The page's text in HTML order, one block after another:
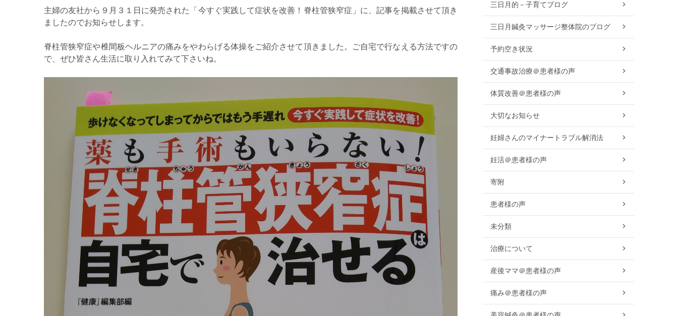
主婦の友社から９月３１日に発売された「今すぐ実践して症状を改善！脊柱管狭窄症」に、記事を掲載させて頂き
ましたのでお知らせします。
脊柱管狭窄症や椎間板ヘルニアの痛みをやわらげる体操をご紹介させて頂きました。ご自宅で行なえる方法ですの
で、ぜひ皆さん生活に取り入れてみて下さいね。
三日月的－子育てブログ
三日月鍼灸マッサージ整体院のブログ
予約空き状況
交通事故治療＠患者様の声
体質改善＠患者様の声
大切なお知らせ
妊婦さんのマイナートラブル解消法
妊活＠患者様の声
寄附
患者様の声
未分類
治療について
産後ママ＠患者様の声
痛み＠患者様の声